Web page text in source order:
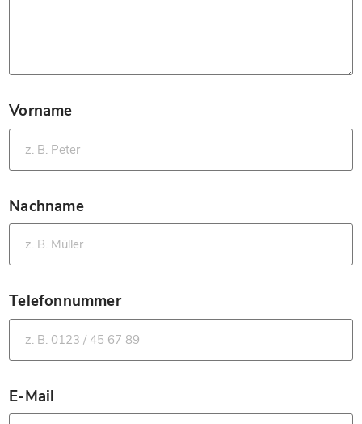
Vorname
*
Nachname
*
Telefonnummer
*
E-Mail
*